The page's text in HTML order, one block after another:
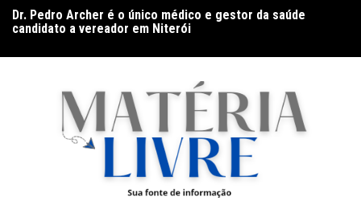
para
conteúdo
candidato a vereador em Niterói
De olho no líder: Jhonathan Silva projeta duelo do Athletic